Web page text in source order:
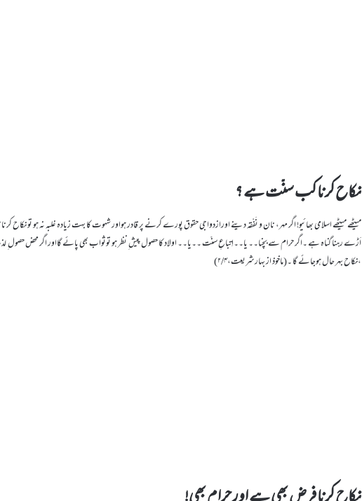
نکاح کرنا کب سنّت ہے ؟
میٹھے میٹھے اسلامی بھائیو! اگر مہر، نان و نَفْقہ دینے اورازدواجی حقوق پورے کرنے پر قادر ہواور شہوت کا بہت زیادہ غلبہ نہ ہو تو
اَڑے رہنا گناہ ہے ۔اگر حرام سے بچنا۔۔ یا۔۔اِتباعِ سنّت ۔۔یا۔۔ اولاد کا حصول پیش ِ نظر ہو توثواب بھی پائے گااور اگر محض حصول
،نکاح بہر حال ہوجائے گا ۔(ماخوذ از بہارشریعت،۲/۴)